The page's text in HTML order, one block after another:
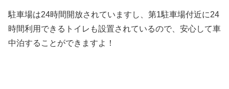
駐車場は24時間開放されていますし、第1駐車場付近に24
時間利用できるトイレも設置されているので、安心して車
中泊することができますよ！